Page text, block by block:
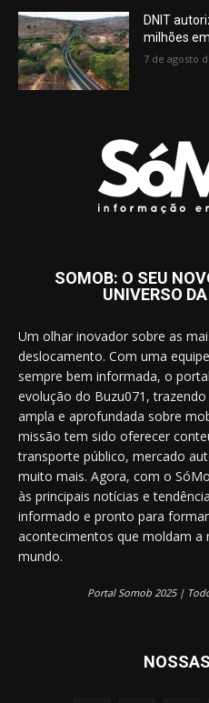
DNIT
milhões
7 de agosto
SOMOB: O SEU
UNIVERSO
Um olhar inovador sobre as
deslocamento. Com uma
sempre bem informada, o
evolução do Buzu071,
ampla e aprofundada sobre
missão tem sido oferecer
transporte público, mercado
muito mais. Agora, com o
às principais notícias e
informado e pronto para
acontecimentos que moldam a
mundo.
Portal Somob 2025 |